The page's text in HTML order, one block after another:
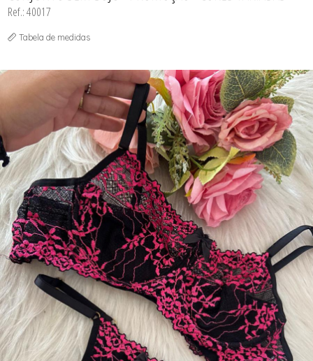
Ref.: 40017
Tabela de medidas